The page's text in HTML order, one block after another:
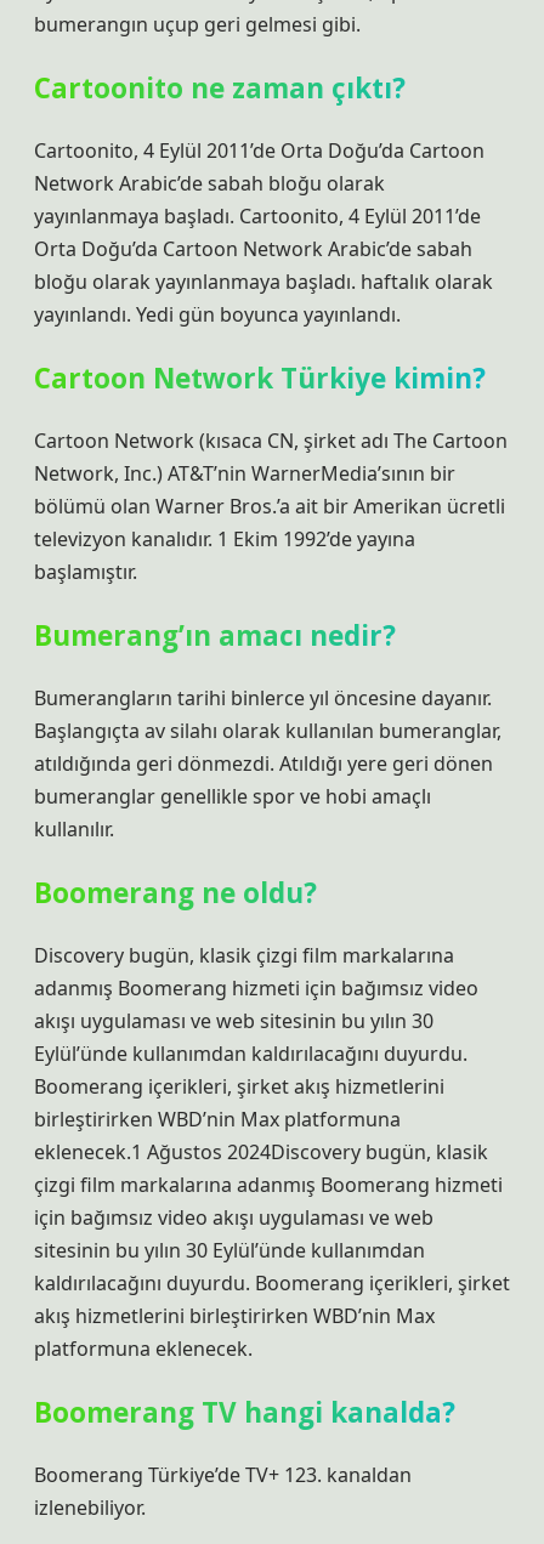
bumerangın uçup geri gelmesi gibi.
Cartoonito ne zaman çıktı?
Cartoonito, 4 Eylül 2011’de Orta Doğu’da Cartoon
Network Arabic’de sabah bloğu olarak
yayınlanmaya başladı. Cartoonito, 4 Eylül 2011’de
Orta Doğu’da Cartoon Network Arabic’de sabah
bloğu olarak yayınlanmaya başladı. haftalık olarak
yayınlandı. Yedi gün boyunca yayınlandı.
Cartoon Network Türkiye kimin?
Cartoon Network (kısaca CN, şirket adı The Cartoon
Network, Inc.) AT&T’nin WarnerMedia’sının bir
bölümü olan Warner Bros.’a ait bir Amerikan ücretli
televizyon kanalıdır. 1 Ekim 1992’de yayına
başlamıştır.
Bumerang’ın amacı nedir?
Bumerangların tarihi binlerce yıl öncesine dayanır.
Başlangıçta av silahı olarak kullanılan bumeranglar,
atıldığında geri dönmezdi. Atıldığı yere geri dönen
bumeranglar genellikle spor ve hobi amaçlı
kullanılır.
Boomerang ne oldu?
Discovery bugün, klasik çizgi film markalarına
adanmış Boomerang hizmeti için bağımsız video
akışı uygulaması ve web sitesinin bu yılın 30
Eylül’ünde kullanımdan kaldırılacağını duyurdu.
Boomerang içerikleri, şirket akış hizmetlerini
birleştirirken WBD’nin Max platformuna
eklenecek.1 Ağustos 2024Discovery bugün, klasik
çizgi film markalarına adanmış Boomerang hizmeti
için bağımsız video akışı uygulaması ve web
sitesinin bu yılın 30 Eylül’ünde kullanımdan
kaldırılacağını duyurdu. Boomerang içerikleri, şirket
akış hizmetlerini birleştirirken WBD’nin Max
platformuna eklenecek.
Boomerang TV hangi kanalda?
Boomerang Türkiye’de TV+ 123. kanaldan
izlenebiliyor.